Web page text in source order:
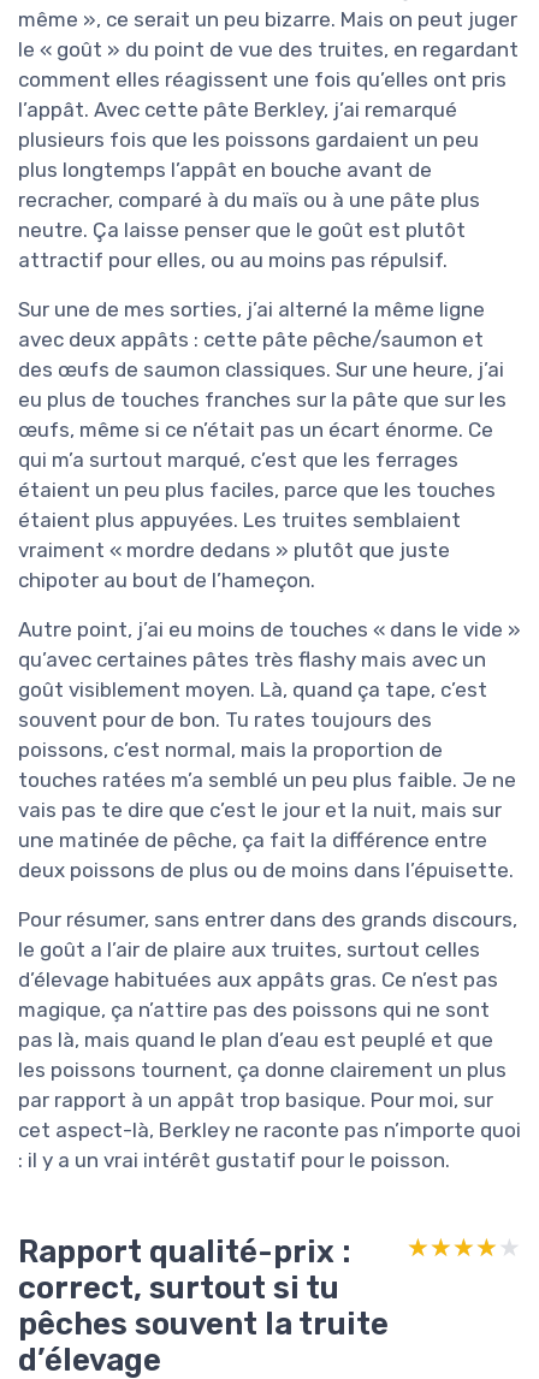
même », ce serait un peu bizarre. Mais on peut juger
le « goût » du point de vue des truites, en regardant
comment elles réagissent une fois qu’elles ont pris
l’appât. Avec cette pâte Berkley, j’ai remarqué
plusieurs fois que les poissons gardaient un peu
plus longtemps l’appât en bouche avant de
recracher, comparé à du maïs ou à une pâte plus
neutre. Ça laisse penser que le goût est plutôt
attractif pour elles, ou au moins pas répulsif.
Sur une de mes sorties, j’ai alterné la même ligne
avec deux appâts : cette pâte pêche/saumon et
des œufs de saumon classiques. Sur une heure, j’ai
eu plus de touches franches sur la pâte que sur les
œufs, même si ce n’était pas un écart énorme. Ce
qui m’a surtout marqué, c’est que les ferrages
étaient un peu plus faciles, parce que les touches
étaient plus appuyées. Les truites semblaient
vraiment « mordre dedans » plutôt que juste
chipoter au bout de l’hameçon.
Autre point, j’ai eu moins de touches « dans le vide »
qu’avec certaines pâtes très flashy mais avec un
goût visiblement moyen. Là, quand ça tape, c’est
souvent pour de bon. Tu rates toujours des
poissons, c’est normal, mais la proportion de
touches ratées m’a semblé un peu plus faible. Je ne
vais pas te dire que c’est le jour et la nuit, mais sur
une matinée de pêche, ça fait la différence entre
deux poissons de plus ou de moins dans l’épuisette.
Pour résumer, sans entrer dans des grands discours,
le goût a l’air de plaire aux truites, surtout celles
d’élevage habituées aux appâts gras. Ce n’est pas
magique, ça n’attire pas des poissons qui ne sont
pas là, mais quand le plan d’eau est peuplé et que
les poissons tournent, ça donne clairement un plus
par rapport à un appât trop basique. Pour moi, sur
cet aspect-là, Berkley ne raconte pas n’importe quoi
: il y a un vrai intérêt gustatif pour le poisson.
Rapport qualité-prix :
correct, surtout si tu
pêches souvent la truite
d’élevage
★★★★★
★★★★★